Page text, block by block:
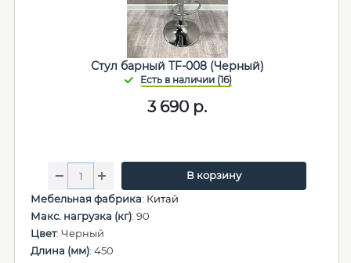
Стул барный TF-008 (Черный)
3 690 р.
В корзину
Мебельная фабрика: Китай
Макс. нагрузка (кг): 90
Цвет: Черный
Длина (мм): 450